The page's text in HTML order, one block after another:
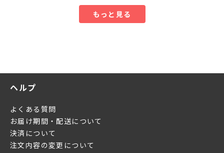
もっと見る
ヘルプ
よくある質問
お届け期間・配送について
決済について
注文内容の変更について